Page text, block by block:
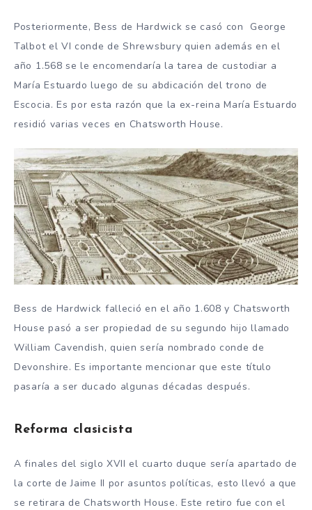
Posteriormente, Bess de Hardwick se casó con George
Talbot el VI conde de Shrewsbury quien además en el
año 1.568 se le encomendaría la tarea de custodiar a
María Estuardo luego de su abdicación del trono de
Escocia. Es por esta razón que la ex-reina María Estuardo
residió varias veces en Chatsworth House.
Bess de Hardwick falleció en el año 1.608 y Chatsworth
House pasó a ser propiedad de su segundo hijo llamado
William Cavendish, quien sería nombrado conde de
Devonshire. Es importante mencionar que este título
pasaría a ser ducado algunas décadas después.
Reforma clasicista
A finales del siglo XVII el cuarto duque sería apartado de
la corte de Jaime II por asuntos políticas, esto llevó a que
se retirara de Chatsworth House. Este retiro fue con el